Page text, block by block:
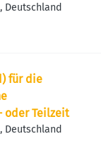
Deutschland
für die
oder Teilzeit
Deutschland